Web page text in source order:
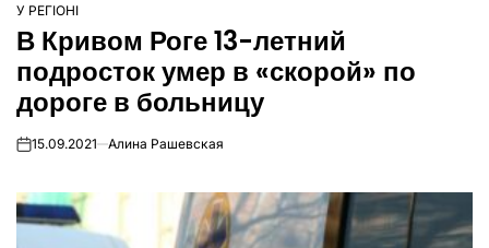
ОПУБЛІКУВАТИ
У
У РЕГІОНІ
В Кривом Роге 13-летний
подросток умер в «скорой» по
дороге в больницу
on15.09.2021 Алина Рашевская